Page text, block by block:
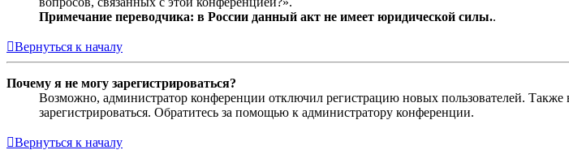
Примечание переводчика: в России данный акт не имеет юридической силы..
Вернуться к началу
Почему я не могу зарегистрироваться?
Возможно, администратор конференции отключил регистрацию новых пользователей.
зарегистрироваться. Обратитесь за помощью к администратору конференции.
Вернуться к началу